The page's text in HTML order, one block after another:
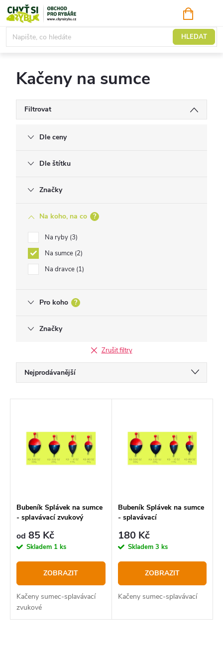
Přejít
na
obsah
HLEDAT
KOŠÍK
Kačeny
Kačeny na sumce
Filtrovat
Dle ceny
Dle štítku
Značky
Na koho, na co ?
Na ryby 3
Na sumce 2
Na dravce 1
Pro koho ?
Značky
Zrušit filtry
a
z
o
d
u
ů
Nejprodávanější
Nejdražší
Abecedně
r
o
d
u
t
ů
Bubeník Splávek na sumce
- splavávací zvukový
od 85 Kč
Skladem 1 ks
ZOBRAZIT
Kačeny sumec-splavávací
zvukové
Bubeník Splávek na sumce
- splavávací
180 Kč
Skladem 3 ks
ZOBRAZIT
Kačeny sumec-splavávací